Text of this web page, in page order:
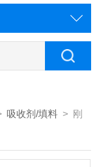
吸收剂/填料 > 刚